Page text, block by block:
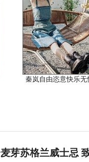
秦岚自由恣意快乐无
芽苏格兰威士忌